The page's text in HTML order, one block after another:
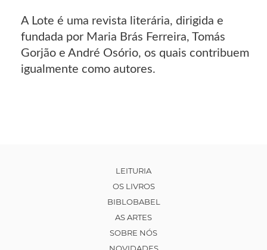
A Lote é uma revista literária, dirigida e
fundada por Maria Brás Ferreira, Tomás
Gorjão e André Osório, os quais contribuem
igualmente como autores.
LEITURIA
OS LIVROS
BIBLOBABEL
AS ARTES
SOBRE NÓS